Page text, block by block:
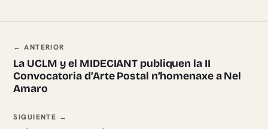
Navegación ente pieces
← ANTERIOR
La UCLM y el MIDECIANT publiquen la II
Convocatoria d’Arte Postal n’homenaxe a Nel
Amaro
SIGUIENTE →